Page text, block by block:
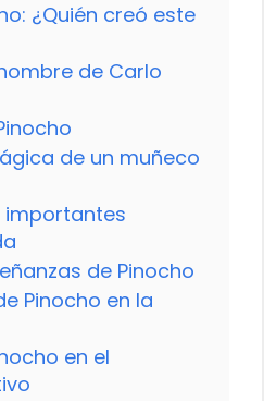
¿Quién creó este
de Carlo
de un muñeco
importantes
de Pinocho
Pinocho en la
en el